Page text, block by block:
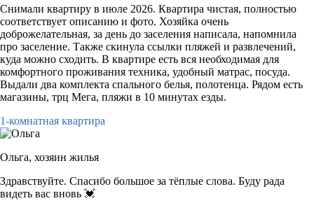
Снимали квартиру в июле 2026. Квартира чистая, полностью
соответствует описанию и фото. Хозяйка очень
доброжелательная, за день до заселения написала, напомнила
про заселение. Также скинула ссылки пляжей и развлечений,
куда можно сходить. В квартире есть вся необходимая для
комфортного проживания техника, удобный матрас, посуда.
Выдали два комплекта спального белья, полотенца. Рядом есть
магазины, трц Мега, пляжи в 10 минутах езды.
1-комнатная квартира
Ольга, хозяин жилья
Здравствуйте. Спасибо большое за тёплые слова. Буду рада
видеть вас вновь 💓